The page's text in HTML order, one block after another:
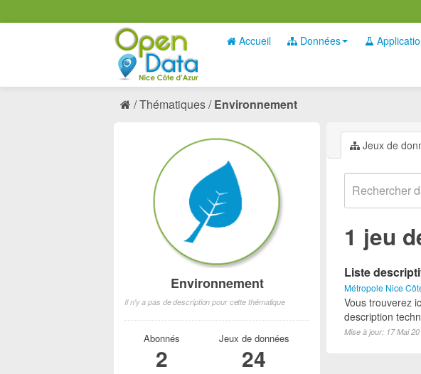
Accueil Données
Thématiques Environnement
Jeux de
1 jeu
Liste
Métropole Nice
Vous trouverez
description
Mise à jour: 17 Mai
Environnement
Il n'y a pas de description pour cette thématique
Abonnés
2
Jeux de données
24